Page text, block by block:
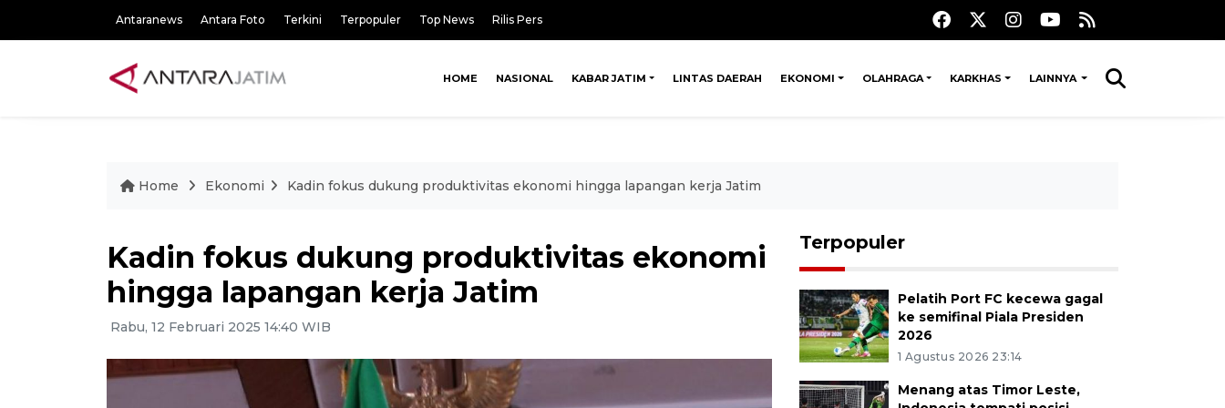
Antaranews Antara Foto Terkini Terpopuler Top News Rilis Pers
HOME NASIONAL KABAR JATIM LINTAS DAERAH EKONOMI OLAHRAGA KARKHAS LAINNYA
Home Ekonomi Kadin fokus dukung produktivitas ekonomi hingga lapangan kerja Jatim
Kadin fokus dukung produktivitas ekonomi
hingga lapangan kerja Jatim
Rabu, 12 Februari 2025 14:40 WIB
Terpopuler
Pelatih Port FC kecewa gagal
ke semifinal Piala Presiden
2026
1 Agustus 2026 23:14
Menang atas Timor Leste,